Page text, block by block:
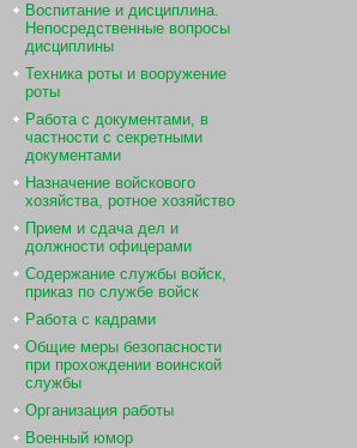
Воспитание и дисциплина.
Непосредственные вопросы
дисциплины
Техника роты и вооружение
роты
Работа с документами, в
частности с секретными
документами
Назначение войскового
хозяйства, ротное хозяйство
Прием и сдача дел и
должности офицерами
Содержание службы войск,
приказ по службе войск
Работа с кадрами
Общие меры безопасности
при прохождении воинской
службы
Организация работы
Военный юмор